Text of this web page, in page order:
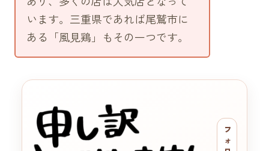
います。三重県であれば尾鷲市に
ある 「風見鶏」 もその一つです。
フ
ォ